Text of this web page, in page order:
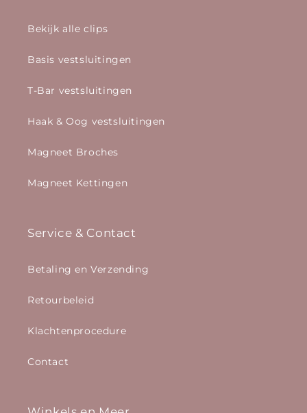
Bekijk alle clips
Basis vestsluitingen
T-Bar vestsluitingen
Haak & Oog vestsluitingen
Magneet Broches
Magneet Kettingen
Service & Contact
Betaling en Verzending
Retourbeleid
Klachtenprocedure
Contact